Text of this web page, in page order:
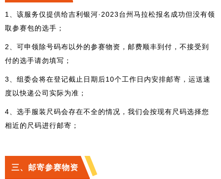
1、该服务仅提供给吉利银河·2023台州马拉松报名成功但没有领
取参赛包的选手；
2、可申领除号码布以外的参赛物资，邮费顺丰到付，不接受到
付的选手请勿填写；
3、组委会将在登记截止日期后10个工作日内安排邮寄，运送速
度以快递公司实际为准；
4、选手服装尺码会存在不全的情况，我们会按现有尺码选择您
相近的尺码进行邮寄；
三、邮寄参赛物资